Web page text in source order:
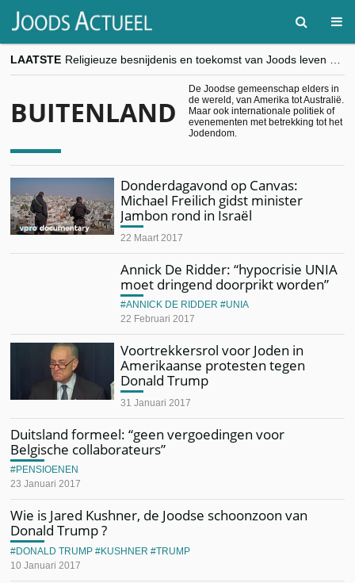
LAATSTE
“Besnijdenisdebat toont hoe moeilijk seculiere Westen minderheden begrijpt”, Jinnih Beels (Vooruit)
CITYTRIP | ROEMENIË – Boekarest: de verrassing van Oost-Europa
“Vandaag zit elke Jood in België op de beklaagdenbank”
goKosher lanceert nieuwe website en samenwerking met Mishpacha voor kosher travel en simchas wereldwijd
BUITENLAND
De Joodse gemeenschap elders in
de wereld, van Amerika tot Australië.
Maar ook internationale politiek of
evenementen met betrekking tot het
Jodendom.
Donderdagavond op Canvas:
Michael Freilich gidst minister
Jambon rond in Israël
22 Maart 2017
Annick De Ridder: “hypocrisie UNIA
moet dringend doorprikt worden”
22 Februari 2017
ANNICK DE RIDDER UNIA
Voortrekkersrol voor Joden in
Amerikaanse protesten tegen
Donald Trump
31 Januari 2017
Duitsland formeel: “geen vergoedingen voor
Belgische collaborateurs”
23 Januari 2017
PENSIOENEN
Wie is Jared Kushner, de Joodse schoonzoon van
Donald Trump ?
10 Januari 2017
DONALD TRUMP KUSHNER TRUMP